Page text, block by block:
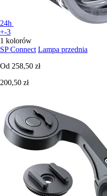
24h
+-3
1 kolorów
SP Connect Lampa przednia
Od 258,50 zł
200,50 zł